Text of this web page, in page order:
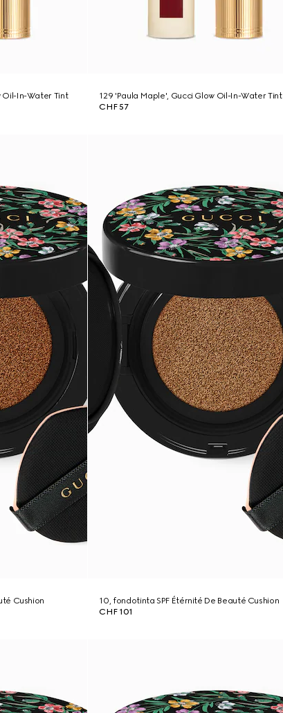
Oil-In-Water Tint
129 'Paula Maple', Gucci Glow Oil-In-Water Tint
CHF 57
Cushion
10, fondotinta SPF Étérnité De Beauté Cushion
CHF 101